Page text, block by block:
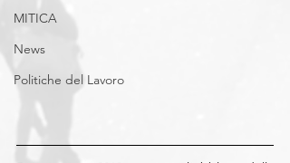
MITICA
News
Politiche del Lavoro